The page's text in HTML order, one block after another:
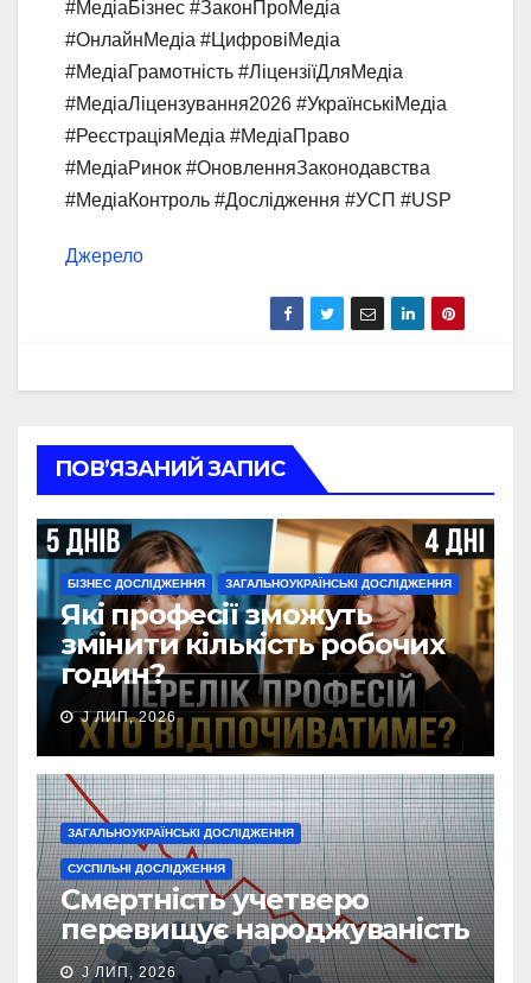
#МедіаБізнес #ЗаконПроМедіа
#ОнлайнМедіа #ЦифровіМедіа
#МедіаГрамотність #ЛіцензіїДляМедіа
#МедіаЛіцензування2026 #УкраїнськіМедіа
#РеєстраціяМедіа #МедіаПраво
#МедіаРинок #ОновленняЗаконодавства
#МедіаКонтроль #Дослідження #УСП #USP
Джерело
ПОВ’ЯЗАНИЙ ЗАПИС
БІЗНЕС ДОСЛІДЖЕННЯ ЗАГАЛЬНОУКРАЇНСЬКІ ДОСЛІДЖЕННЯ
Які професії зможуть
змінити кількість робочих
годин?
J ЛИП, 2026
ЗАГАЛЬНОУКРАЇНСЬКІ ДОСЛІДЖЕННЯ
СУСПІЛЬНІ ДОСЛІДЖЕННЯ
Смертність учетверо
перевищує народжуваність
J ЛИП, 2026